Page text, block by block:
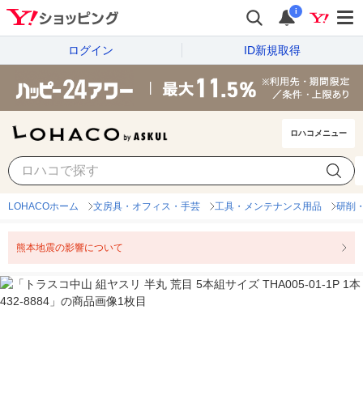
i
ログイン ID新規取得
ロハコメニュー
LOHACOホーム 文房具・オフィス・手芸 工具・メンテナンス用品 研削
熊本地震の影響について